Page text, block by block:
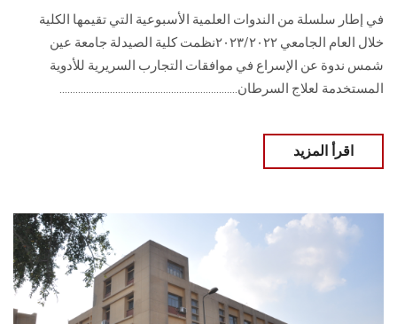
في إطار سلسلة من الندوات العلمية الأسبوعية التي تقيمها الكلية
خلال العام الجامعي ٢٠٢٣/٢٠٢٢نظمت كلية الصيدلة جامعة عين
شمس ندوة عن الإسراع في موافقات التجارب السريرية للأدوية
المستخدمة لعلاج السرطان...................................................................
اقرأ المزيد